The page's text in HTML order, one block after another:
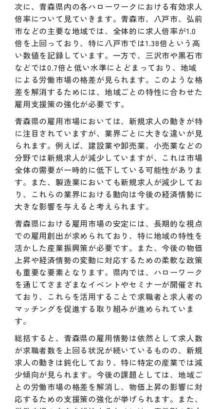
次に、青森県内の各ハローワークにおける有効求人
倍率について見ていきます。青森市、八戸市、弘前
市などの主要な地域では、全体的に求人倍率が1.0
倍を上回っており、特に八戸市では1.38倍という高
い数値を記録しています。一方で、三沢市や黒石市
などでは0.7倍と低い水準にとどまっており、地域
による労働市場の格差が見られます。このような格
差を解消するためには、地域ごとの特性に合わせた
雇用支援策の強化が必要です。
青森県の雇用市場においては、新規求人の動きが特
に注目されていますが、業界ごとに大きな違いが見
られます。例えば、建設業や卸売業、小売業などの
分野では新規求人が減少していますが、これは市場
全体の需要が一時的に低下している可能性がありま
す。また、製造業においても新規求人が減少してお
り、これらの業界における動向は今後の経済情勢に
大きな影響を与えると考えられます。
青森県における雇用市場の安定には、長期的な視点
での雇用創出が求められており、特に地域の特性を
活かした産業振興策が必要です。また、今後の物価
上昇や経済情勢の変動に対応するための柔軟な政策
も重要な要素となります。県内では、ハローワーク
を通じてさまざまなイベントやセミナーが開催され
ており、これらを活用することで求職者と求人者の
マッチングを促進する取り組みが進められていま
す。
総括すると、青森県の雇用情勢は依然として求人数
が求職者数を上回る状況が続いているものの、新規
求人の動きは鈍化しており、特に特定の産業では減
少傾向が見られます。今後の課題としては、地域ご
との労働市場の格差を解消し、物価上昇の影響に対
応するための支援策の強化が挙げられます。また、